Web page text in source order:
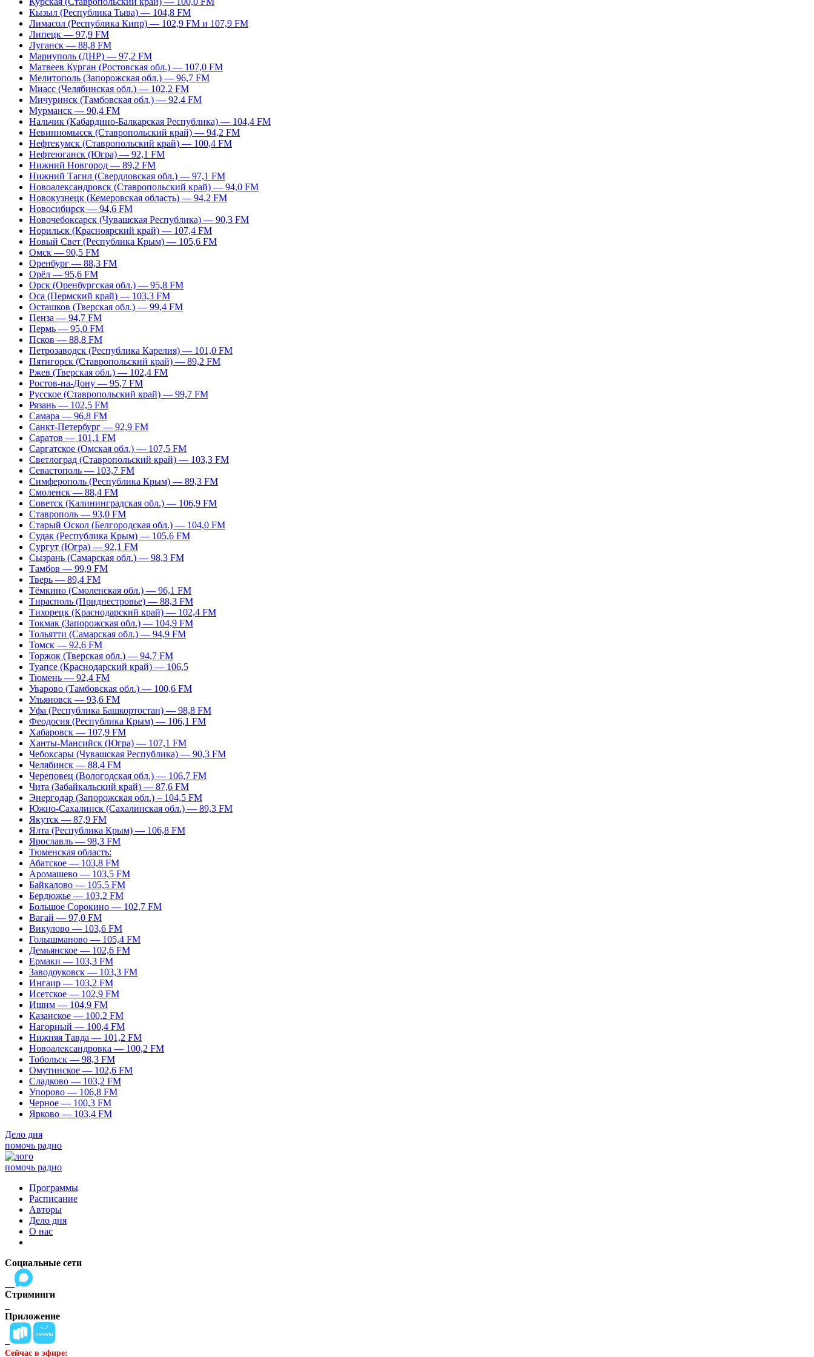
Кызыл (Республика Тыва) — 104,8 FM
Лимасол (Республика Кипр) — 102,9 FM и 107,9 FM
Липецк — 97,9 FM
Луганск — 88,8 FM
Мариуполь (ДНР) — 97,2 FM
Матвеев Курган (Ростовская обл.) — 107,0 FM
Мелитополь (Запорожская обл.) — 96,7 FM
Миасс (Челябинская обл.) — 102,2 FM
Мичуринск (Тамбовская обл.) — 92,4 FM
Мурманск — 90,4 FM
Нальчик (Кабардино-Балкарская Республика) — 104,4 FM
Невинномысск (Ставропольский край) — 94,2 FM
Нефтекумск (Ставропольский край) — 100,4 FM
Нефтеюганск (Югра) — 92,1 FM
Нижний Новгород — 89,2 FM
Нижний Тагил (Свердловская обл.) — 97,1 FM
Новоалександровск (Ставропольский край) — 94,0 FM
Новокузнецк (Кемеровская область) — 94,2 FM
Новосибирск — 94,6 FM
Новочебоксарск (Чувашская Республика) — 90,3 FM
Норильск (Красноярский край) — 107,4 FM
Новый Свет (Республика Крым) — 105,6 FM
Омск — 90,5 FM
Оренбург — 88,3 FM
Орёл — 95,6 FM
Орск (Оренбургская обл.) — 95,8 FM
Оса (Пермский край) — 103,3 FM
Осташков (Тверская обл.) — 99,4 FM
Пенза — 94,7 FM
Пермь — 95,0 FM
Псков — 88,8 FM
Петрозаводск (Республика Карелия) — 101,0 FM
Пятигорск (Ставропольский край) — 89,2 FM
Ржев (Тверская обл.) — 102,4 FM
Ростов-на-Дону — 95,7 FM
Русское (Ставропольский край) — 99,7 FM
Рязань — 102,5 FM
Самара — 96,8 FM
Санкт-Петербург — 92,9 FM
Саратов — 101,1 FM
Саргатское (Омская обл.) — 107,5 FM
Светлоград (Ставропольский край) — 103,3 FM
Севастополь — 103,7 FM
Симферополь (Республика Крым) — 89,3 FM
Смоленск — 88,4 FM
Советск (Калининградская обл.) — 106,9 FM
Ставрополь — 93,0 FM
Старый Оскол (Белгородская обл.) — 104,0 FM
Судак (Республика Крым) — 105,6 FM
Сургут (Югра) — 92,1 FM
Сызрань (Самарская обл.) — 98,3 FM
Тамбов — 99,9 FM
Тверь — 89,4 FM
Тёмкино (Смоленская обл.) — 96,1 FM
Тирасполь (Приднестровье) — 88,3 FM
Тихорецк (Краснодарский край) — 102,4 FM
Токмак (Запорожская обл.) — 104,9 FM
Тольятти (Самарская обл.) — 94,9 FM
Томск — 92,6 FM
Торжок (Тверская обл.) — 94,7 FM
Туапсе (Краснодарский край) — 106,5
Тюмень — 92,4 FM
Уварово (Тамбовская обл.) — 100,6 FM
Ульяновск — 93,6 FM
Уфа (Республика Башкортостан) — 98,8 FM
Феодосия (Республика Крым) — 106,1 FM
Хабаровск — 107,9 FM
Ханты-Мансийск (Югра) — 107,1 FM
Чебоксары (Чувашская Республика) — 90,3 FM
Челябинск — 88,4 FM
Череповец (Вологодская обл.) — 106,7 FM
Чита (Забайкальский край) — 87,6 FM
Энергодар (Запорожская обл.) – 104,5 FM
Южно-Сахалинск (Сахалинская обл.) — 89,3 FM
Якутск — 87,9 FM
Ялта (Республика Крым) — 106,8 FM
Ярославль — 98,3 FM
Тюменская область:
Абатское — 103,8 FM
Аромашево — 103,5 FM
Байкалово — 105,5 FM
Бердюжье — 103,2 FM
Большое Сорокино — 102,7 FM
Вагай — 97,0 FM
Викулово — 103,6 FM
Голышманово — 105,4 FM
Демьянское — 102,6 FM
Ермаки — 103,3 FM
Заводоуковск — 103,3 FM
Ингаир — 103,2 FM
Исетское — 102,9 FM
Ишим — 104,9 FM
Казанское — 100,2 FM
Нагорный — 100,4 FM
Нижняя Тавда — 101,2 FM
Новоалександровка — 100,2 FM
Тобольск — 98,3 FM
Омутинское — 102,6 FM
Сладково — 103,2 FM
Упорово — 106,8 FM
Черное — 100,3 FM
Ярково — 103,4 FM
Дело дня
помочь радио
помочь радио
Программы
Расписание
Авторы
Дело дня
О нас
Социальные сети
Стриминги
Приложение
Сейчас в эфире: